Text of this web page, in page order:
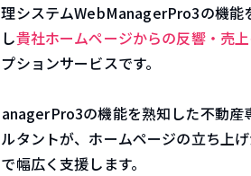
システムWebManagerPro3の機能
貴社ホームページからの反響・売
ションサービスです。
の機能を熟知した不動産
タントが、ホームページの立ち上
幅広く支援します。